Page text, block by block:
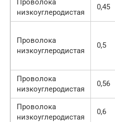
Проволока
низкоуглеродистая
0,45
Проволока
низкоуглеродистая
0,5
Проволока
низкоуглеродистая
0,56
Проволока
низкоуглеродистая
0,6